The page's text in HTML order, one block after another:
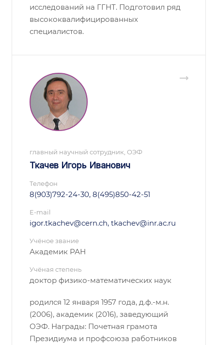
исследований на ГГНТ. Подготовил ряд
высококвалифицированных
специалистов.
главный научный сотрудник, ОЭФ
Ткачев Игорь Иванович
Телефон
8(903)792-24-30, 8(495)850-42-51
E-mail
igor.tkachev@cern.ch, tkachev@inr.ac.ru
Учёное звание
Академик РАН
Учёная степень
доктор физико-математических наук
родился 12 января 1957 года, д.ф.-м.н.
(2006), академик (2016), заведующий
ОЭФ. Награды: Почетная грамота
Президиума и профсоюза работников